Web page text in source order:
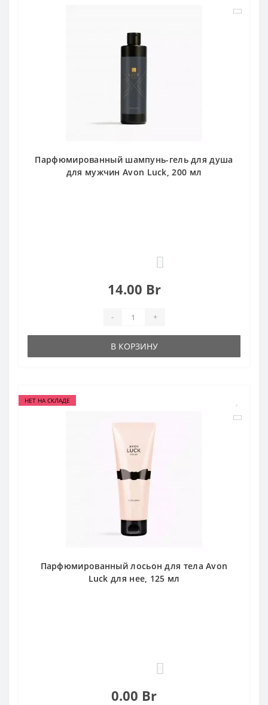
Парфюмированный шампунь-гель для душа
для мужчин Avon Luck, 200 мл
14.00 Br
- +
В КОРЗИНУ
НЕТ НА СКЛАДЕ
Парфюмированный лосьон для тела Avon
Luck для нее, 125 мл
0.00 Br